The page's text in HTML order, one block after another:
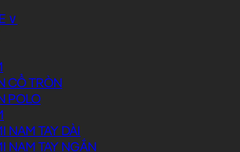
∨
CỔ TRÒN
POLO
NAM TAY DÀI
NAM TAY NGẮN